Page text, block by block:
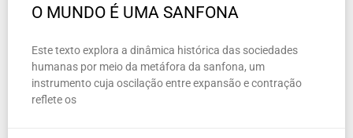
O MUNDO É UMA SANFONA
Este texto explora a dinâmica histórica das sociedades
humanas por meio da metáfora da sanfona, um
instrumento cuja oscilação entre expansão e contração
reflete os